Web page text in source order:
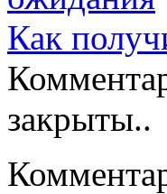
Как
закрыты..